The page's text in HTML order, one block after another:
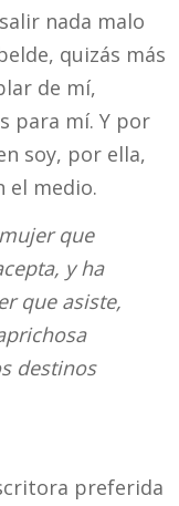
nada malo
quizás más
de mí,
para mí. Y por
soy, por ella,
el medio.
que
y ha
que asiste,
destinos
preferida